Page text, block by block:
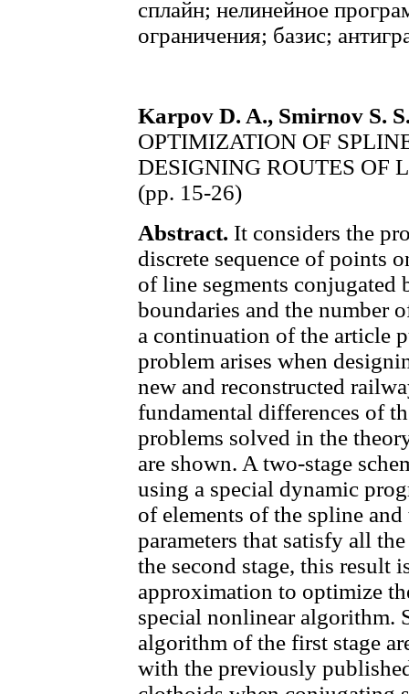
сплайн; нелинейное
ограничения; базис;
Karpov D. A., Smirnov S.
OPTIMIZATION OF
DESIGNING ROUTES OF
(pp. 15-26)
Abstract. It considers the
discrete sequence of points
of line segments
boundaries and the number
a continuation of the article
problem arises when
new and reconstructed
fundamental differences of
problems solved in the
are shown. A two-stage
using a special dynamic
of elements of the spline
parameters that satisfy all
the second stage, this result
approximation to optimize
special nonlinear
algorithm of the first stage
with the previously